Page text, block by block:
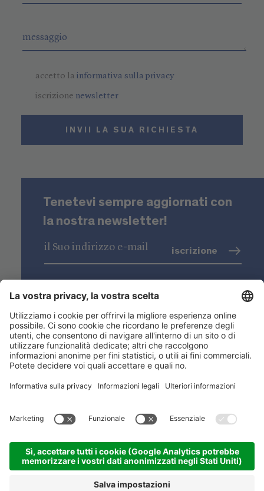
accetto lainformativa sulla privacy
iscrizione newsletter
INVII LA SUA RICHIESTA
Tenetevi sempre aggiornati con
la nostra newsletter!
iscrizione
Niederstätter SpA
Sedi
Gamma prodotti
Link utili
ACADEMY